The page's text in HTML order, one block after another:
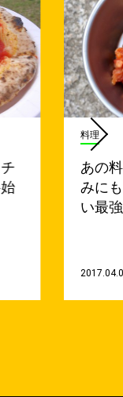
料理
あの
みに
い最